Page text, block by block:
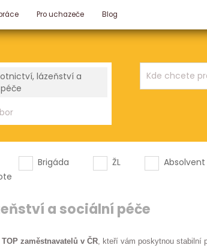
Pro uchazeče Blog
lázeňství a
Brigáda ŽL Absolvent
a sociální péče
TOP zaměstnavatelů v ČR, kteří vám poskytnou stabilní